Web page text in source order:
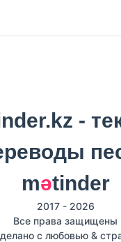
mәtinder
2017 - 2026
Все права защищены
с любовью &